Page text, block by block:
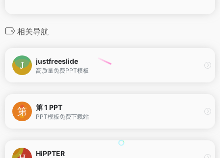
相关导航
justfreeslide
高质量免费PPT模板
第 1 PPT
PPT模板免费下载站
HiPPTER